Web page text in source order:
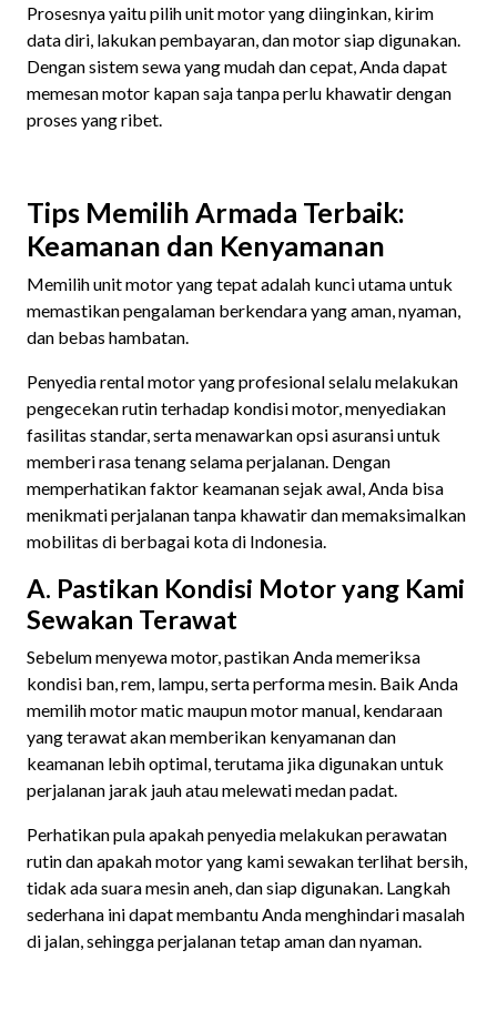
Prosesnya yaitu pilih unit motor yang diinginkan, kirim
data diri, lakukan pembayaran, dan motor siap digunakan.
Dengan sistem sewa yang mudah dan cepat, Anda dapat
memesan motor kapan saja tanpa perlu khawatir dengan
proses yang ribet.
Tips Memilih Armada Terbaik:
Keamanan dan Kenyamanan
Memilih unit motor yang tepat adalah kunci utama untuk
memastikan pengalaman berkendara yang aman, nyaman,
dan bebas hambatan.
Penyedia rental motor yang profesional selalu melakukan
pengecekan rutin terhadap kondisi motor, menyediakan
fasilitas standar, serta menawarkan opsi asuransi untuk
memberi rasa tenang selama perjalanan. Dengan
memperhatikan faktor keamanan sejak awal, Anda bisa
menikmati perjalanan tanpa khawatir dan memaksimalkan
mobilitas di berbagai kota di Indonesia.
A. Pastikan Kondisi Motor yang Kami
Sewakan Terawat
Sebelum menyewa motor, pastikan Anda memeriksa
kondisi ban, rem, lampu, serta performa mesin. Baik Anda
memilih motor matic maupun motor manual, kendaraan
yang terawat akan memberikan kenyamanan dan
keamanan lebih optimal, terutama jika digunakan untuk
perjalanan jarak jauh atau melewati medan padat.
Perhatikan pula apakah penyedia melakukan perawatan
rutin dan apakah motor yang kami sewakan terlihat bersih,
tidak ada suara mesin aneh, dan siap digunakan. Langkah
sederhana ini dapat membantu Anda menghindari masalah
di jalan, sehingga perjalanan tetap aman dan nyaman.